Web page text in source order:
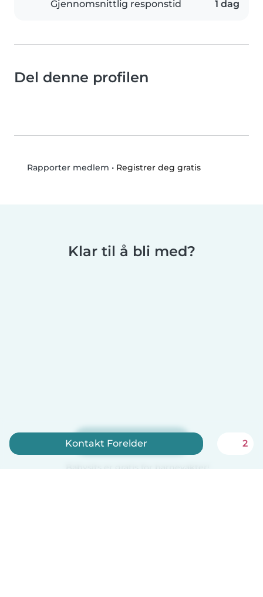
Gjennomsnittlig responstid 1 dag
Del denne profilen
Rapporter medlem • Registrer deg gratis
Klar til å bli med?
Registrer deg nå
Babysits er gratis for barnevakter!
Kontakt Forelder 2